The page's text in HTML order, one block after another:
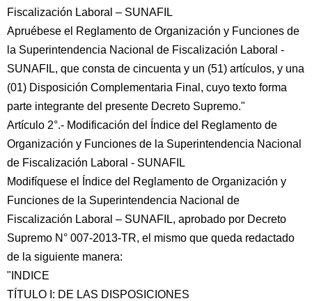
Fiscalización Laboral – SUNAFIL
Apruébese el Reglamento de Organización y Funciones de
la Superintendencia Nacional de Fiscalización Laboral -
SUNAFIL, que consta de cincuenta y un (51) artículos, y una
(01) Disposición Complementaria Final, cuyo texto forma
parte integrante del presente Decreto Supremo."
Artículo 2°.- Modificación del Índice del Reglamento de
Organización y Funciones de la Superintendencia Nacional
de Fiscalización Laboral - SUNAFIL
Modifíquese el Índice del Reglamento de Organización y
Funciones de la Superintendencia Nacional de
Fiscalización Laboral – SUNAFIL, aprobado por Decreto
Supremo N° 007-2013-TR, el mismo que queda redactado
de la siguiente manera:
"INDICE
TÍTULO I: DE LAS DISPOSICIONES